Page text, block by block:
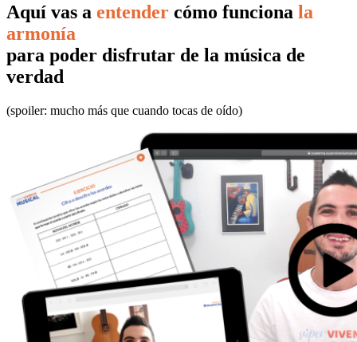
Aquí vas a entender cómo funciona la
armonía
para poder disfrutar de la música de
verdad
(spoiler: mucho más que cuando tocas de oído)